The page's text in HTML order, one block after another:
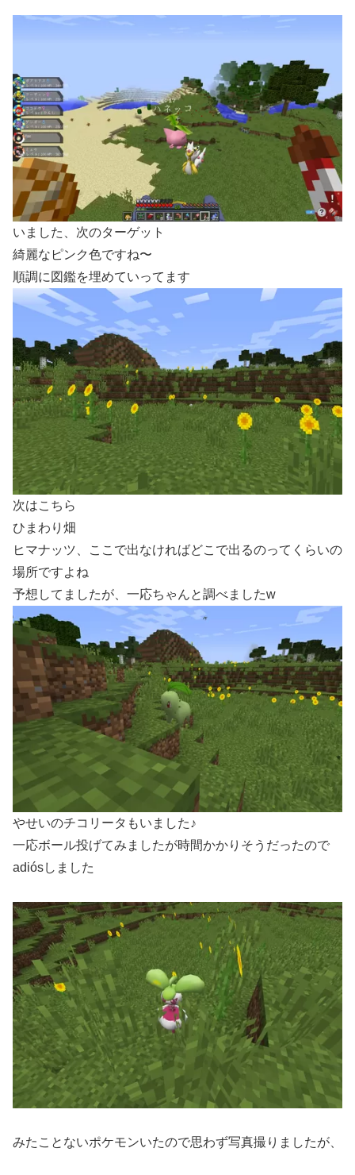
いました、次のターゲット
綺麗なピンク色ですね〜
順調に図鑑を埋めていってます
次はこちら
ひまわり畑
ヒマナッツ、ここで出なければどこで出るのってくらいの
場所ですよね
予想してましたが、一応ちゃんと調べましたw
やせいのチコリータもいました♪
一応ボール投げてみましたが時間かかりそうだったので
adiósしました
みたことないポケモンいたので思わず写真撮りましたが、